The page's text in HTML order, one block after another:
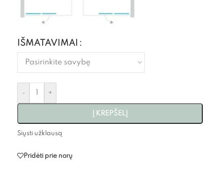
IŠMATAVIMAI
- +
Į KREPŠELĮ
Siųsti užklausą
Pridėti prie norų